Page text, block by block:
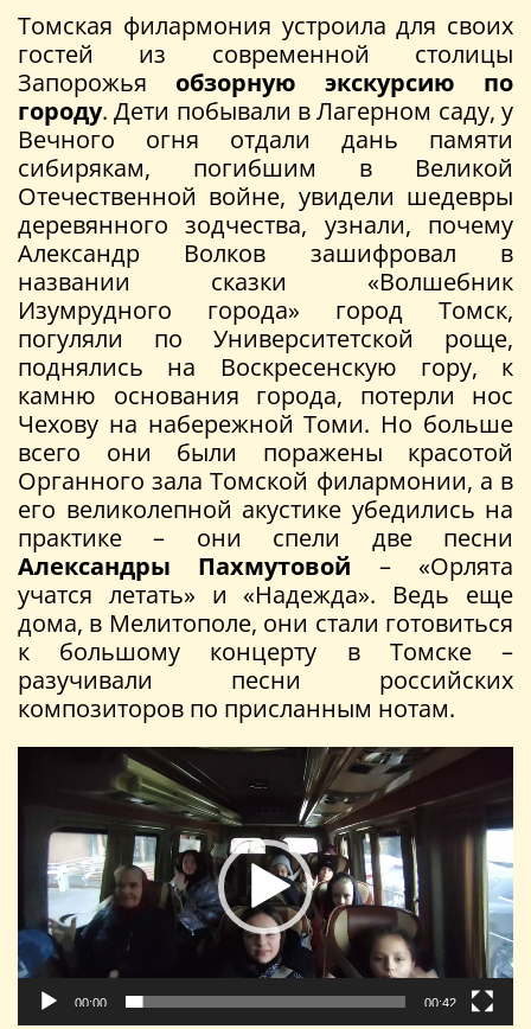
Томская филармония устроила для своих
гостей из современной столицы
Запорожья обзорную экскурсию по
городу. Дети побывали в Лагерном саду, у
Вечного огня отдали дань памяти
сибирякам, погибшим в Великой
Отечественной войне, увидели шедевры
деревянного зодчества, узнали, почему
Александр Волков зашифровал в
названии сказки «Волшебник
Изумрудного города» город Томск,
погуляли по Университетской роще,
поднялись на Воскресенскую гору, к
камню основания города, потерли нос
Чехову на набережной Томи. Но больше
всего они были поражены красотой
Органного зала Томской филармонии, а в
его великолепной акустике убедились на
практике – они спели две песни
Александры Пахмутовой – «Орлята
учатся летать» и «Надежда». Ведь еще
дома, в Мелитополе, они стали готовиться
к большому концерту в Томске –
разучивали песни российских
композиторов по присланным нотам.
00:00 00:42